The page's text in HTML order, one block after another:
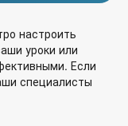
настроить
уроки или
Если
специалисты